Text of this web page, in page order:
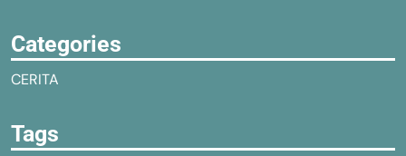
Categories
CERITA
Tags